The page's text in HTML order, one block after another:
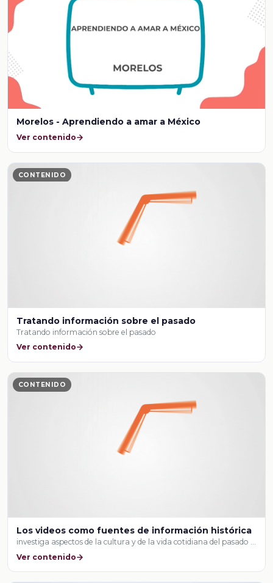
Morelos - Aprendiendo a amar a México
Ver contenido
CONTENIDO
Tratando información sobre el pasado
Tratando información sobre el pasado
Ver contenido
CONTENIDO
Los videos como fuentes de información histórica
investiga aspectos de la cultura y de la vida cotidiana del pasado …
Ver contenido